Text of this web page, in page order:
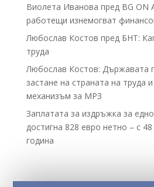
Виолета Иванова пред BG ON
работещи изнемогват
Любослав Костов пред БНТ:
труда
Любослав Костов: Държавата
застане на страната на труда
механизъм за МРЗ
Заплатата за издръжка за
достигна 828 евро нетно – с
година